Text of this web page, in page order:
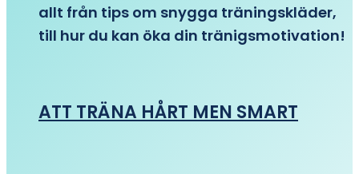
allt från tips om snygga träningskläder,
till hur du kan öka din tränigsmotivation!
ATT TRÄNA HÅRT MEN SMART